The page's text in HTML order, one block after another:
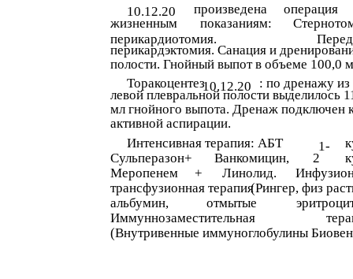
10.12.20 произведена
операция
жизненным
показаниям:
перикардиотомия.
перикардэктомия. Санация и
полости. Гнойный выпот в объеме 100,0
Торакоцентез10.12.20 : по дренажу из
левой плевральной полости выделилось
мл гнойного выпота. Дренаж подключен
активной аспирации.
Интенсивная терапия: АБТ
1-
Сульперазон+
Ванкомицин, 2
Меропенем
+ Линолид.
трансфузионная терапия(Рингер, физ
альбумин,
отмытые
Иммуннозаместительная
(Внутривенные иммуноглобулины